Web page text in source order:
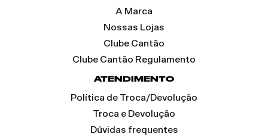
A Marca
Nossas Lojas
Clube Cantão
Clube Cantão Regulamento
ATENDIMENTO
Política de Troca/Devolução
Troca e Devolução
Dúvidas frequentes